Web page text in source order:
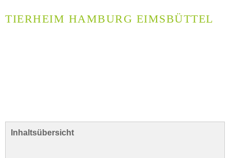
TIERHEIM HAMBURG EIMSBÜTTEL
Inhaltsübersicht